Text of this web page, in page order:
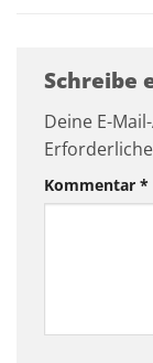
Schreibe
Deine E-
Kommentar *